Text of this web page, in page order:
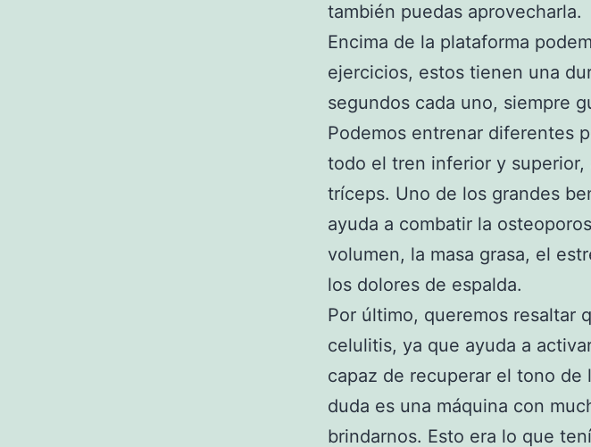
también puedas aprovecharla.
Encima de la plataforma
ejercicios, estos tienen una
segundos cada uno, siempre
Podemos entrenar diferentes
todo el tren inferior y
tríceps. Uno de los grandes
ayuda a combatir la
volumen, la masa grasa, el
los dolores de espalda.
Por último, queremos resaltar
celulitis, ya que ayuda a
capaz de recuperar el tono
duda es una máquina con
brindarnos. Esto era lo que